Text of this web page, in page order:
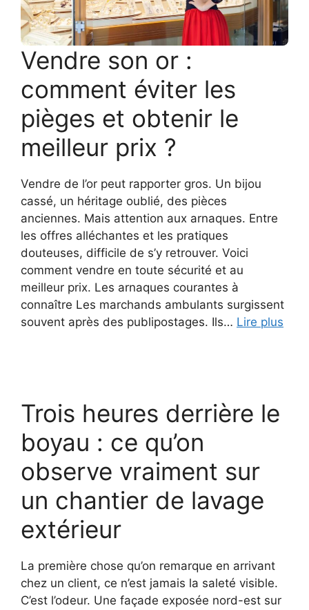
Vendre son or :
comment éviter les
pièges et obtenir le
meilleur prix ?
Vendre de l’or peut rapporter gros. Un bijou
cassé, un héritage oublié, des pièces
anciennes. Mais attention aux arnaques. Entre
les offres alléchantes et les pratiques
douteuses, difficile de s’y retrouver. Voici
comment vendre en toute sécurité et au
meilleur prix. Les arnaques courantes à
connaître Les marchands ambulants surgissent
souvent après des publipostages. Ils… Lire plus
Trois heures derrière le
boyau : ce qu’on
observe vraiment sur
un chantier de lavage
extérieur
La première chose qu’on remarque en arrivant
chez un client, ce n’est jamais la saleté visible.
C’est l’odeur. Une façade exposée nord-est sur